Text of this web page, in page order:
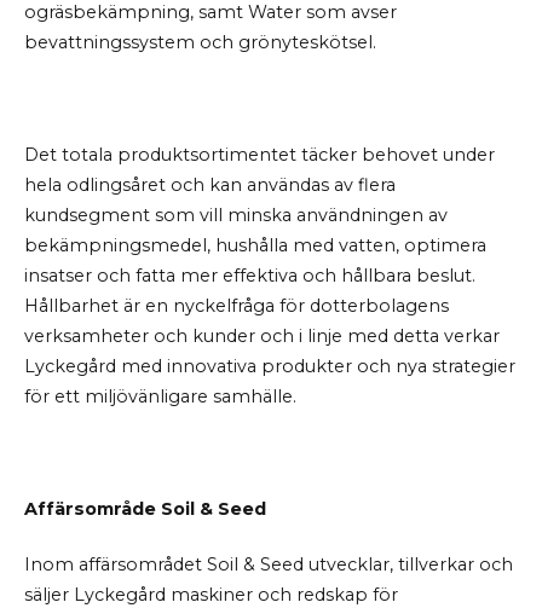
ogräsbekämpning, samt Water som avser
bevattningssystem och grönyteskötsel.
Det totala produktsortimentet täcker behovet under
hela odlingsåret och kan användas av flera
kundsegment som vill minska användningen av
bekämpningsmedel, hushålla med vatten, optimera
insatser och fatta mer effektiva och hållbara beslut.
Hållbarhet är en nyckelfråga för dotterbolagens
verksamheter och kunder och i linje med detta verkar
Lyckegård med innovativa produkter och nya strategier
för ett miljövänligare samhälle.
Affärsområde Soil & Seed
Inom affärsområdet Soil & Seed utvecklar, tillverkar och
säljer Lyckegård maskiner och redskap för